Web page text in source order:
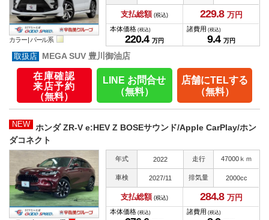
カラー | パール系
支払総額 (税込) 229.8 万円
本体価格 (税込)
220.4 万円
諸費用 (税込)
9.4 万円
MEGA SUV 豊川御油店
在庫確認
来店予約
（無料）
LINE お問合せ
（無料）
店舗にTELする
（無料）
NEW
ホンダ ZR-V e:HEV Z BOSEサウンド/Apple CarPlay/ホン
ダコネクト
年式 2022 走行 47000ｋｍ
車検 2027/11 排気量 2000cc
支払総額 (税込) 284.8 万円
本体価格 (税込) 諸費用 (税込)